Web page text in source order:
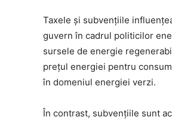
Taxele și subvențiile
guvern în cadrul politicilor
sursele de energie
prețul energiei pentru
în domeniul energiei verzi.
În contrast, subvențiile sunt